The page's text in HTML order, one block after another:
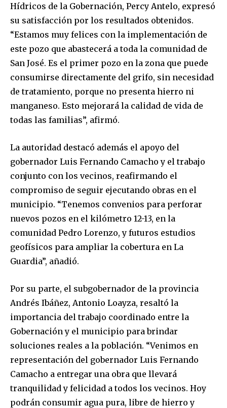
Hídricos de la Gobernación, Percy Antelo, expresó
su satisfacción por los resultados obtenidos.
“Estamos muy felices con la implementación de
este pozo que abastecerá a toda la comunidad de
San José. Es el primer pozo en la zona que puede
consumirse directamente del grifo, sin necesidad
de tratamiento, porque no presenta hierro ni
manganeso. Esto mejorará la calidad de vida de
todas las familias”, afirmó.
La autoridad destacó además el apoyo del
gobernador Luis Fernando Camacho y el trabajo
conjunto con los vecinos, reafirmando el
compromiso de seguir ejecutando obras en el
municipio. “Tenemos convenios para perforar
nuevos pozos en el kilómetro 12-13, en la
comunidad Pedro Lorenzo, y futuros estudios
geofísicos para ampliar la cobertura en La
Guardia”, añadió.
Por su parte, el subgobernador de la provincia
Andrés Ibáñez, Antonio Loayza, resaltó la
importancia del trabajo coordinado entre la
Gobernación y el municipio para brindar
soluciones reales a la población. “Venimos en
representación del gobernador Luis Fernando
Camacho a entregar una obra que llevará
tranquilidad y felicidad a todos los vecinos. Hoy
podrán consumir agua pura, libre de hierro y